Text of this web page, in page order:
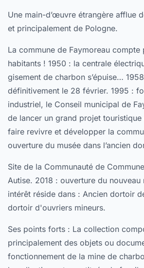
Une main-d’œuvre étrangère afflue
et principalement de Pologne.
La commune de Faymoreau compte
habitants ! 1950 : la centrale
gisement de charbon s’épuise…
définitivement le 28 février. 1995 :
industriel, le Conseil municipal de
de lancer un grand projet
faire revivre et développer la
ouverture du musée dans l’ancien
Site de la Communauté de
Autise. 2018 : ouverture du nouveau
intérêt réside dans : Ancien dortoir
dortoir d'ouvriers mineurs.
Ses points forts : La collection
principalement des objets ou
fonctionnement de la mine de